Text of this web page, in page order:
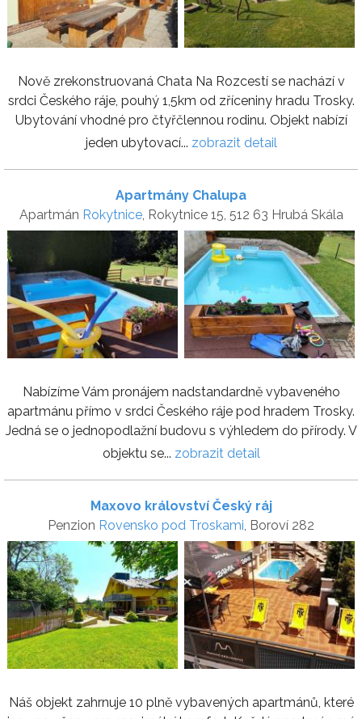
Nově zrekonstruovaná Chata Na Rozcestí se nachází v
srdci Českého ráje, pouhý 1,5km od zříceniny hradu Trosky.
Ubytování vhodné pro čtyřčlennou rodinu. Objekt nabízí
jeden ubytovací... zobrazit detail
Apartmány Chalupa
Apartmán Rokytnice, Rokytnice 15, 512 63 Hrubá Skála
Nabízíme Vám pronájem nadstandardně vybaveného
apartmánu přímo v srdci Českého ráje pod hradem Trosky.
Jedná se o jednopodlažní budovu s výhledem do přírody. V
objektu se... zobrazit detail
Maxovo království Český ráj
Penzion Rovensko pod Troskami, Boroví 282
Náš objekt zahrnuje 10 plně vybavených apartmánů, které